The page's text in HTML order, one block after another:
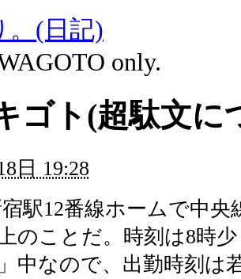
。(日記)
only.
ゴト(超駄文に
日 19:28
駅12番線ホームで中
のことだ。時刻は8時
」中なので、出勤時刻は